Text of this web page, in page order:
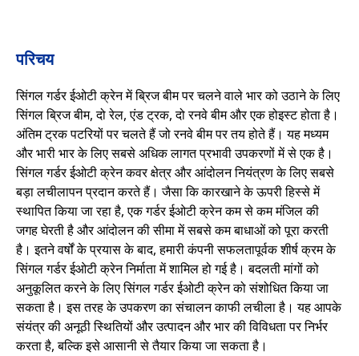
परिचय
सिंगल गर्डर ईओटी क्रेन में ब्रिज बीम पर चलने वाले भार को उठाने के लिए
सिंगल ब्रिज बीम, दो रेल, एंड ट्रक, दो रनवे बीम और एक होइस्ट होता है।
अंतिम ट्रक पटरियों पर चलते हैं जो रनवे बीम पर तय होते हैं। यह मध्यम
और भारी भार के लिए सबसे अधिक लागत प्रभावी उपकरणों में से एक है।
सिंगल गर्डर ईओटी क्रेन कवर क्षेत्र और आंदोलन नियंत्रण के लिए सबसे
बड़ा लचीलापन प्रदान करते हैं। जैसा कि कारखाने के ऊपरी हिस्से में
स्थापित किया जा रहा है, एक गर्डर ईओटी क्रेन कम से कम मंजिल की
जगह घेरती है और आंदोलन की सीमा में सबसे कम बाधाओं को पूरा करती
है। इतने वर्षों के प्रयास के बाद, हमारी कंपनी सफलतापूर्वक शीर्ष क्रम के
सिंगल गर्डर ईओटी क्रेन निर्माता में शामिल हो गई है। बदलती मांगों को
अनुकूलित करने के लिए सिंगल गर्डर ईओटी क्रेन को संशोधित किया जा
सकता है। इस तरह के उपकरण का संचालन काफी लचीला है। यह आपके
संयंत्र की अनूठी स्थितियों और उत्पादन और भार की विविधता पर निर्भर
करता है, बल्कि इसे आसानी से तैयार किया जा सकता है।